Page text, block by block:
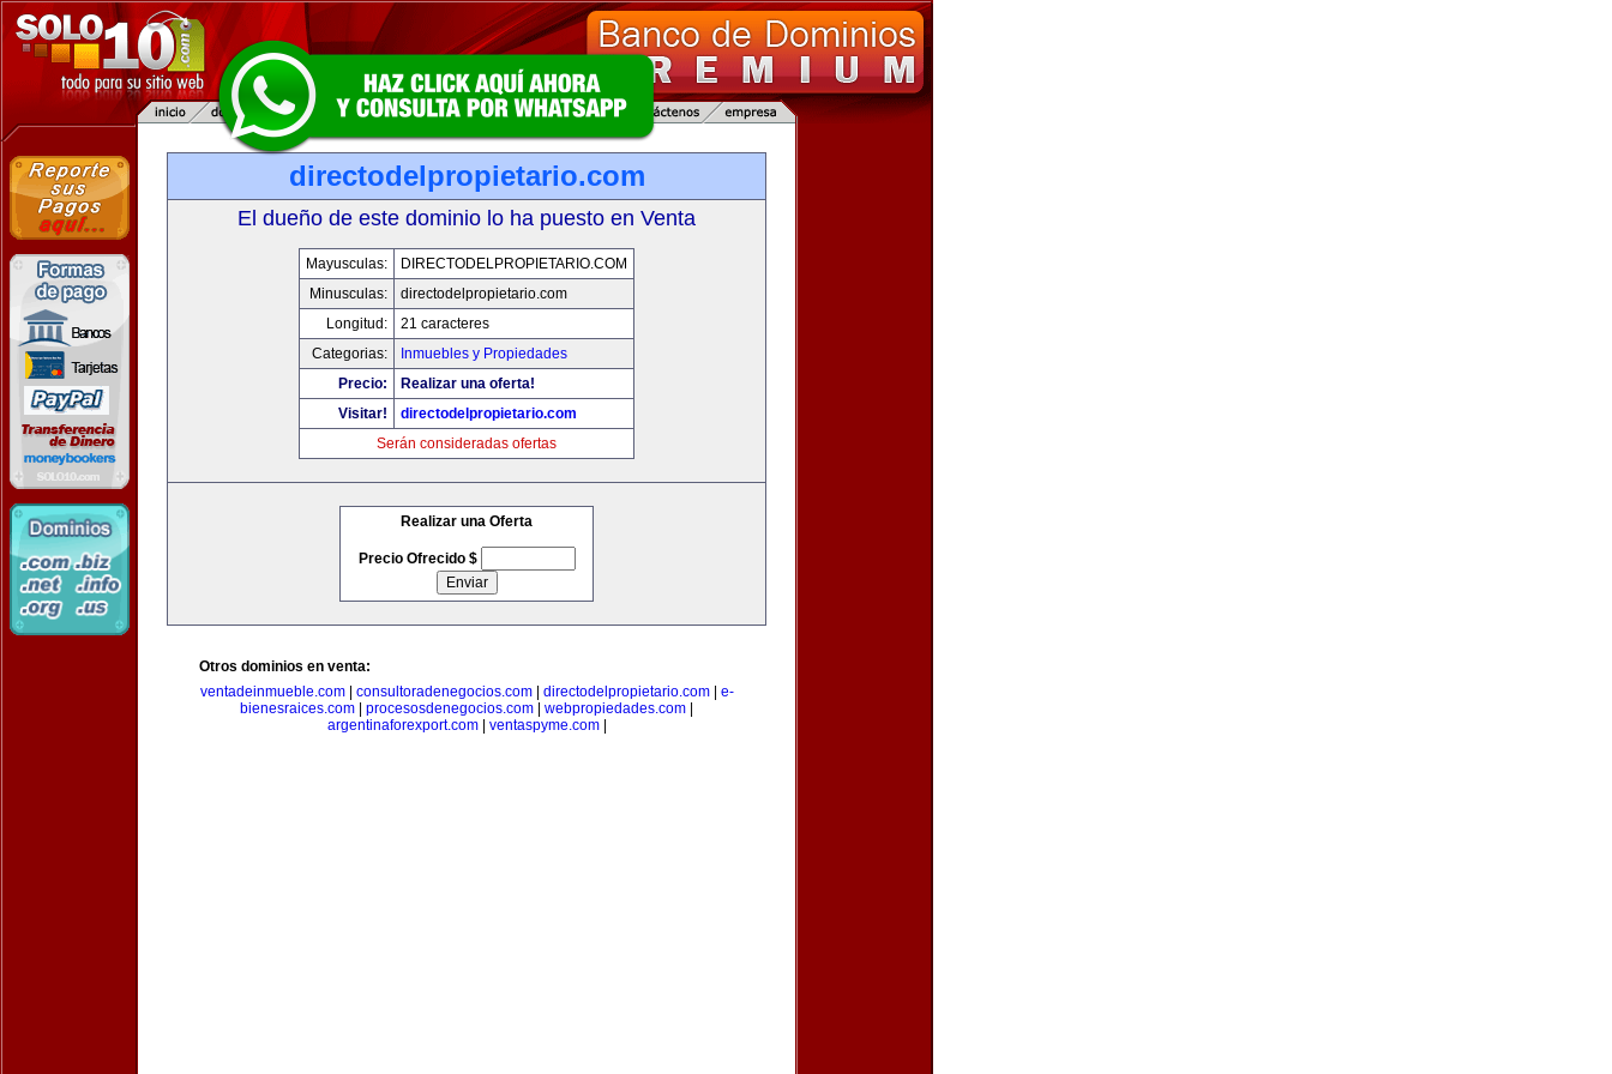
directodelpropietario.com
El dueño de este dominio lo ha puesto en Venta
Mayusculas:
DIRECTODELPROPIETARIO.COM
Minusculas:
directodelpropietario.com
Longitud:
21 caracteres
Categorias:
Inmuebles y Propiedades
Precio:
Realizar una oferta!
Visitar!
directodelpropietario.com
Serán consideradas ofertas
Realizar una Oferta
Precio Ofrecido $
Otros dominios en venta:
ventadeinmueble.com| consultoradenegocios.com| directodelpropietario.com| e-
bienesraices.com
procesosdenegocios.com webpropiedades.com
argentinaforexport.com| ventaspyme.com|